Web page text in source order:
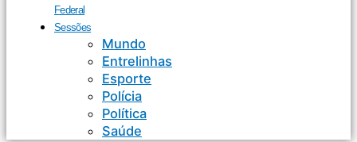
Federal
Sessões
Mundo
Entrelinhas
Esporte
Polícia
Política
Saúde